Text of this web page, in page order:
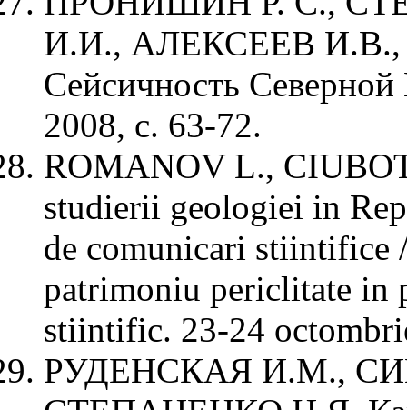
И.И., АЛЕКСЕЕВ
Сейсичность
2008, с. 63-72.
ROMANOV L.,
studierii geologiei in
de comunicari stiintifice
patrimoniu periclitate in
stiintific. 23-24
РУДЕНСКАЯ И.М.,